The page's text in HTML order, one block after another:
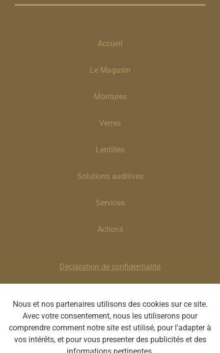
Accueil
Le Magasin
Montures
Verres
Lentilles
Solutions auditives
Services
Actions
Déclaration de confidentialité
Optique Lauwerys | Place de la Louve 8, 7100 La
Louvière | BE 0418.936.565 | T : 064 22 56 46 | E
:optique@lauwerys.be
Nous et nos partenaires utilisons des cookies sur ce site.
Avec votre consentement, nous les utiliserons pour
comprendre comment notre site est utilisé, pour l'adapter à
vos intérêts, et pour vous presenter des publicités et des